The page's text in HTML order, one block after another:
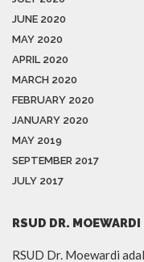
JUNE 2020
MAY 2020
APRIL 2020
MARCH 2020
FEBRUARY 2020
JANUARY 2020
MAY 2019
SEPTEMBER 2017
JULY 2017
RSUD DR. MOEWARDI
RSUD Dr. Moewardi